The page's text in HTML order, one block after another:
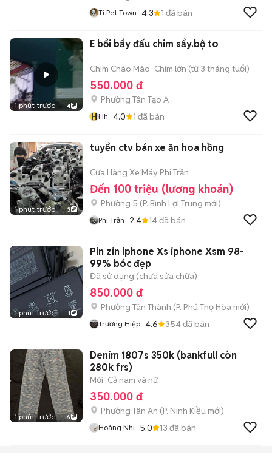
Ti Pet Town 4.3 1 đã bán
1 phút trước 4
E bổi bẩy đấu chim sẩy.bộ to
Chim Chào Mào Chim lớn (từ 3 tháng tuổi)
550.000 đ
Phường Tân Tạo A
HHh 4.0 1 đã bán
1 phút trước 3
tuyển ctv bán xe ăn hoa hồng
Cửa Hàng Xe Máy Phi Trần
Đến 100 triệu (lương khoán)
Phường 5 (P. Bình Lợi Trung mới)
Phi Trần 2.4 14đã bán
1 phút trước 1
Pin zin iphone Xs iphone Xsm 98-
99% bóc đẹp
Đã sử dụng (chưa sửa chữa)
850.000 đ
Phường Tân Thành (P. Phú Thọ Hòa mới)
Trương Hiệp 4.6 354đã bán
1 phút trước 6
Denim 1807s 350k (bankfull còn
280k frs)
Mới Cả nam và nữ
350.000 đ
Phường Tân An (P. Ninh Kiều mới)
Hoàng Nhi 5.0 13 đã bán